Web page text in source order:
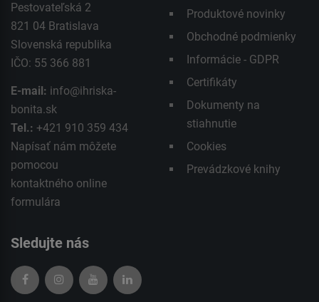
Pestovateľská 2
821 04 Bratislava
Slovenská republika
IČO: 55 366 881
E-mail: info@ihriska-
bonita.sk
Tel.: +421 910 359 434
Napísať nám môžete
pomocou
kontaktného online
formulára
Produktové novinky
Obchodné podmienky
Informácie - GDPR
Certifikáty
Dokumenty na
stiahnutie
Cookies
Prevádzkové knihy
Sledujte nás